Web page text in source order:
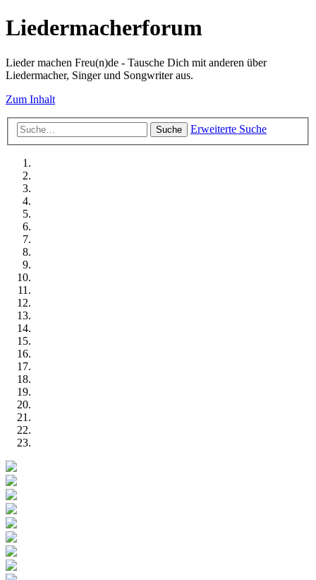
Liedermacherforum
Lieder machen Freu(n)de - Tausche Dich mit anderen über
Liedermacher, Singer und Songwriter aus.
Zum Inhalt
Suche Erweiterte Suche